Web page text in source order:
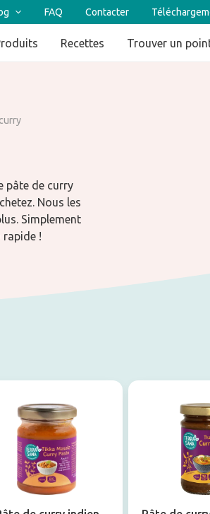
FAQ Contacter
Recettes Trouver un
pâte de curry
Nous les
Simplement
rapide !